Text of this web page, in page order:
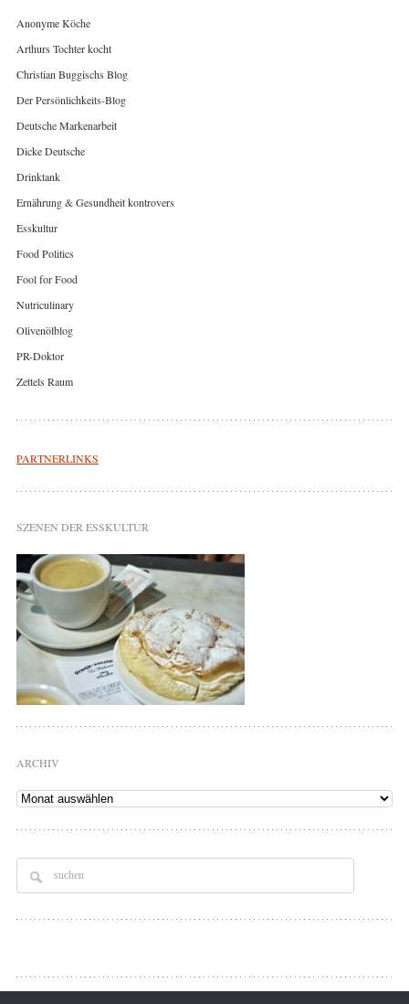
Anonyme Köche
Arthurs Tochter kocht
Christian Buggischs Blog
Der Persönlichkeits-Blog
Deutsche Markenarbeit
Dicke Deutsche
Drinktank
Ernährung & Gesundheit kontrovers
Esskultur
Food Politics
Fool for Food
Nutriculinary
Olivenölblog
PR-Doktor
Zettels Raum
PARTNERLINKS
SZENEN DER ESSKULTUR
ARCHIV
Archiv